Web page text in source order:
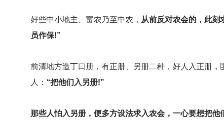
好些中小地主、富农乃至中农， 从前反对农会的，此刻
员作保!”
前清地方造丁口册，有正册、另册二种，好人入正册
人： “把他们入另册!”
那些人怕入另册，便多方设法求入农会，一心要想把他